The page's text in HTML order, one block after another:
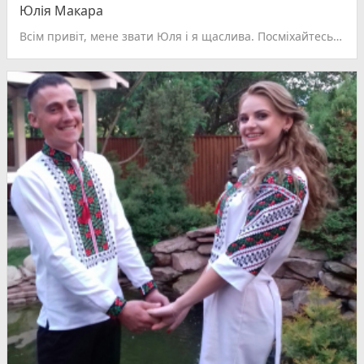
Юлія Макара
Всім привіт, мене звати Юля і я щаслива. Посміхайтесь частіше, адже саме ваша посмішка робить когось щасливим